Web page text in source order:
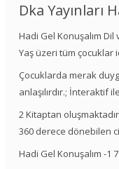
Dka Yayınları
Hadi Gel Konuşalım
Yaş üzeri tüm çocuklar
Çocuklarda merak
anlaşılırdır.; İnteraktif
2 Kitaptan
360 derece dönebilen
Hadi Gel Konuşalım -1